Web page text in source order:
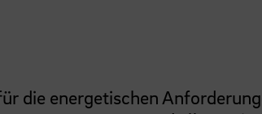
die energetischen